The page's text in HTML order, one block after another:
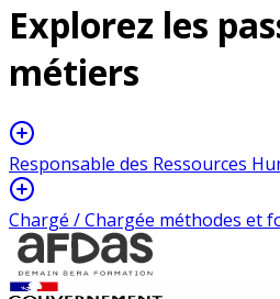
Explorez les
métiers
Responsable des Ressources
Chargé / Chargée méthodes et